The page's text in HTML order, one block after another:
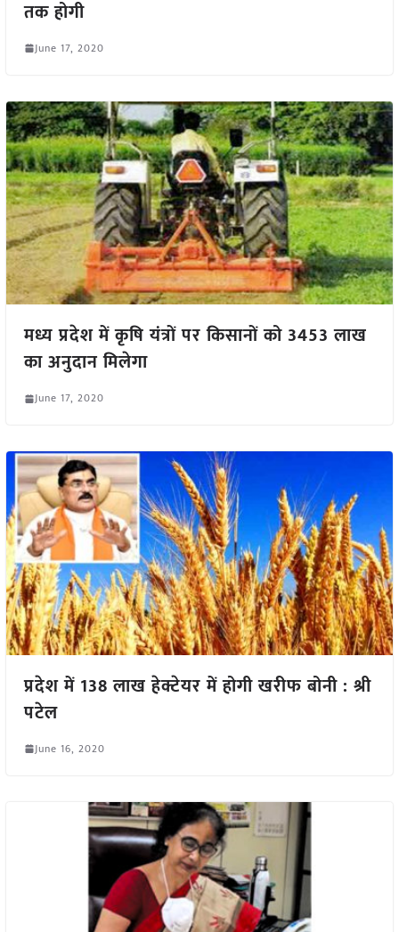
तक होगी
June 17, 2020
मध्य प्रदेश में कृषि यंत्रों पर किसानों को 3453 लाख
का अनुदान मिलेगा
June 17, 2020
प्रदेश में 138 लाख हेक्टेयर में होगी खरीफ बोनी : श्री
पटेल
June 16, 2020